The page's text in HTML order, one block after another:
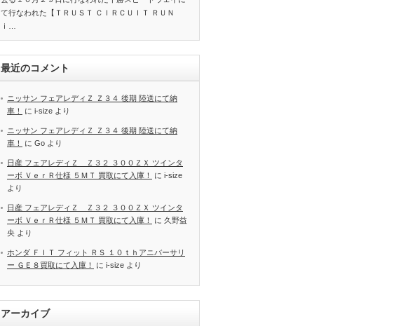
て行なわれた【ＴＲＵＳＴ ＣＩＲＣＵＩＴ ＲＵＮ
ｉ…
最近のコメント
ニッサン フェアレディＺ Ｚ３４ 後期 陸送にて納
車！
に i-size より
ニッサン フェアレディＺ Ｚ３４ 後期 陸送にて納
車！
に Go より
日産 フェアレディＺ Ｚ３２ ３００ＺＸ ツインタ
ーボ ＶｅｒＲ仕様 ５ＭＴ 買取にて入庫！
に i-size
より
日産 フェアレディＺ Ｚ３２ ３００ＺＸ ツインタ
ーボ ＶｅｒＲ仕様 ５ＭＴ 買取にて入庫！
に 久野益
央 より
ホンダ ＦＩＴ フィット ＲＳ １０ｔｈアニバーサリ
ー ＧＥ８買取にて入庫！
に i-size より
アーカイブ